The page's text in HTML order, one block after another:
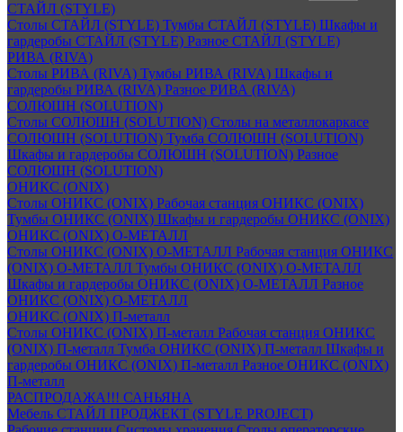
СТАЙЛ (STYLE)
Столы СТАЙЛ (STYLE) Тумбы СТАЙЛ (STYLE) Шкафы и
гардеробы СТАЙЛ (STYLE) Разное СТАЙЛ (STYLE)
РИВА (RIVA)
Столы РИВА (RIVA) Тумбы РИВА (RIVA) Шкафы и
гардеробы РИВА (RIVA) Разное РИВА (RIVA)
СОЛЮШН (SOLUTION)
Столы СОЛЮШН (SOLUTION) Столы на металлокаркасе
СОЛЮШН (SOLUTION) Тумба СОЛЮШН (SOLUTION)
Шкафы и гардеробы СОЛЮШН (SOLUTION) Разное
СОЛЮШН (SOLUTION)
ОНИКС (ONIX)
Столы ОНИКС (ONIX) Рабочая станция ОНИКС (ONIX)
Тумбы ОНИКС (ONIX) Шкафы и гардеробы ОНИКС (ONIX)
ОНИКС (ONIX) O-МЕТАЛЛ
Столы ОНИКС (ONIX) O-МЕТАЛЛ Рабочая станция ОНИКС
(ONIX) O-МЕТАЛЛ Тумбы ОНИКС (ONIX) O-МЕТАЛЛ
Шкафы и гардеробы ОНИКС (ONIX) O-МЕТАЛЛ Разное
ОНИКС (ONIX) O-МЕТАЛЛ
ОНИКС (ONIX) П-металл
Столы ОНИКС (ONIX) П-металл Рабочая станция ОНИКС
(ONIX) П-металл Тумба ОНИКС (ONIX) П-металл Шкафы и
гардеробы ОНИКС (ONIX) П-металл Разное ОНИКС (ONIX)
П-металл
РАСПРОДАЖА!!! САНЬЯНА
Мебель СТАЙЛ ПРОДЖЕКТ (STYLE PROJECT)